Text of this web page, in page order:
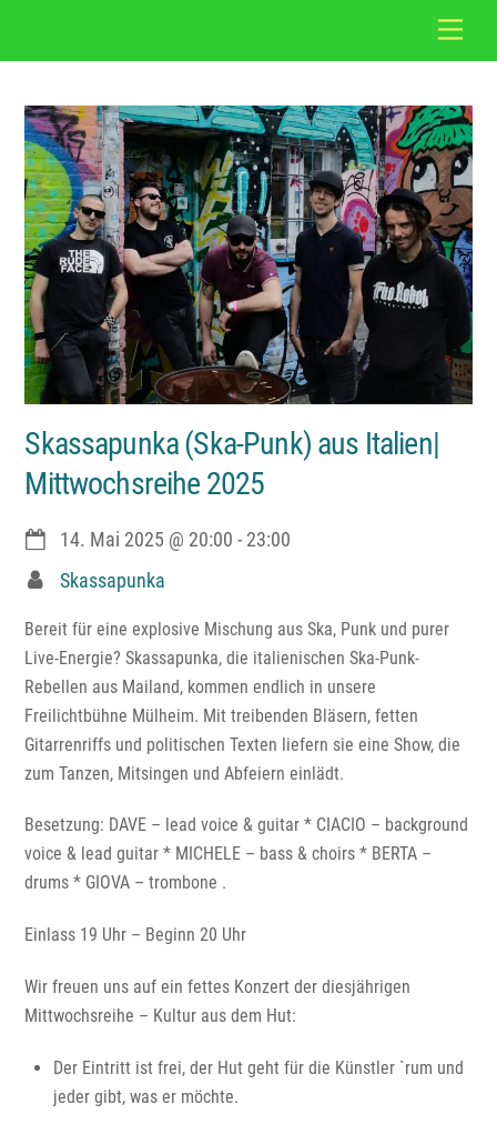
Skassapunka (Ska-Punk) aus Italien|
Mittwochsreihe 2025
14. Mai 2025 @ 20:00 - 23:00
Skassapunka
Bereit für eine explosive Mischung aus Ska, Punk und purer
Live-Energie? Skassapunka, die italienischen Ska-Punk-
Rebellen aus Mailand, kommen endlich in unsere
Freilichtbühne Mülheim. Mit treibenden Bläsern, fetten
Gitarrenriffs und politischen Texten liefern sie eine Show, die
zum Tanzen, Mitsingen und Abfeiern einlädt.
Besetzung: DAVE – lead voice & guitar * CIACIO – background
voice & lead guitar * MICHELE – bass & choirs * BERTA –
drums * GIOVA – trombone .
Einlass 19 Uhr – Beginn 20 Uhr
Wir freuen uns auf ein fettes Konzert der diesjährigen
Mittwochsreihe – Kultur aus dem Hut:
Der Eintritt ist frei, der Hut geht für die Künstler `rum und
jeder gibt, was er möchte.